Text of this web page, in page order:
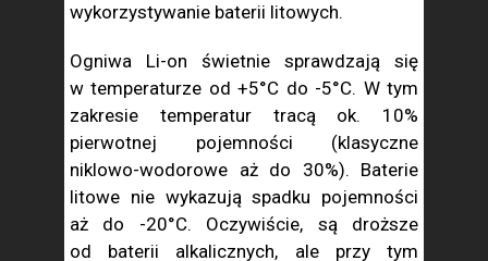
wykorzystywanie baterii litowych.
Ogniwa Li-on świetnie sprawdzają się
w temperaturze od +5°C do -5°C. W tym
zakresie temperatur tracą ok. 10%
pierwotnej pojemności (klasyczne
niklowo-wodorowe aż do 30%). Baterie
litowe nie wykazują spadku pojemności
aż do -20°C. Oczywiście, są droższe
od baterii alkalicznych, ale przy tym